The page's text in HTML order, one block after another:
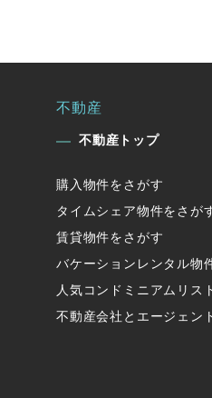
不動産
不動産トップ
購入物件をさがす
タイムシェア物件をさが
賃貸物件をさがす
バケーションレンタル物
人気コンドミニアムリス
不動産会社とエージェン